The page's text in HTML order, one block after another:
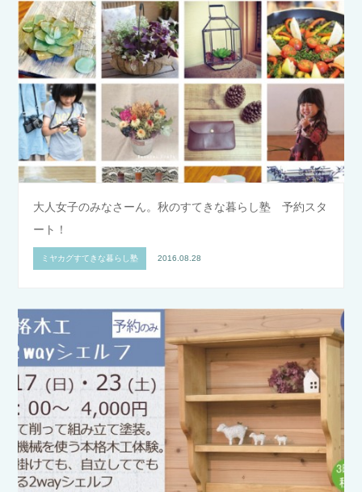
大人女子のみなさーん。秋のすてきな暮らし塾 予約スタ
ート！
ミヤカグすてきな暮らし塾 2016.08.28